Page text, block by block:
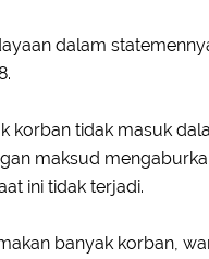
dalam
korban tidak masuk
maksud
ini tidak terjadi.
banyak korban,